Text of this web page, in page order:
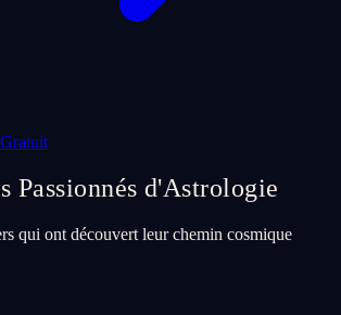
Passionnés d'Astrologie
qui ont découvert leur chemin cosmique